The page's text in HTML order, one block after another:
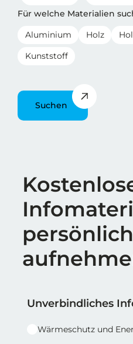
Für welche Materialien
Aluminium Holz
Kunststoff
Suchen
Überschrift
Reihe 1
Reihe 1 | Spalte 1
Unverbindliches
Wärmeschutz und